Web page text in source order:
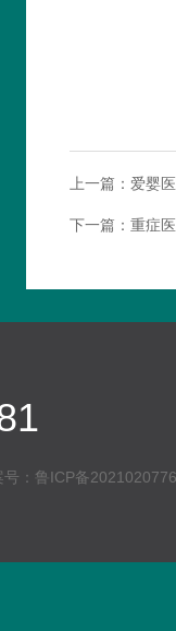
上一篇： 爱婴
下一篇： 重症
： 鲁ICP备